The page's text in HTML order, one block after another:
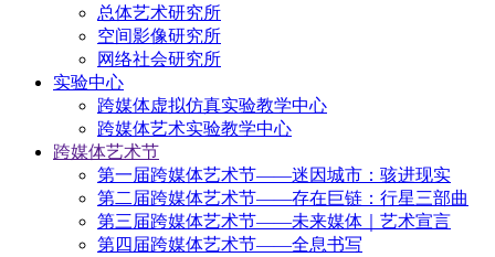
总体艺术研究所
空间影像研究所
网络社会研究所
实验中心
跨媒体虚拟仿真实验教学中心
跨媒体艺术实验教学中心
跨媒体艺术节
第一届跨媒体艺术节——迷因城市：骇进现实
第二届跨媒体艺术节——存在巨链：行星三部曲
第三届跨媒体艺术节——未来媒体｜艺术宣言
第四届跨媒体艺术节——全息书写